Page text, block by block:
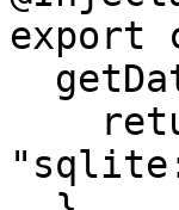
export